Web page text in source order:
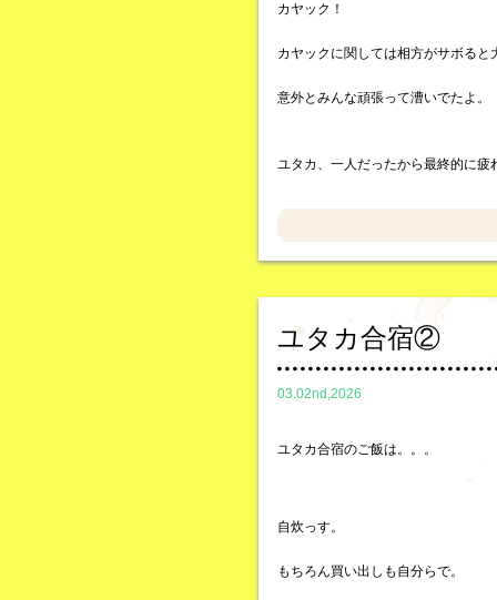
カヤック！
カヤックに関しては相方がサボると
意外とみんな頑張って漕いでたよ。
ユタカ、一人だったから最終的に
ユタカ合宿②
03.02nd,2026
ユタカ合宿のご飯は。。。
自炊っす。
もちろん買い出しも自分らで。